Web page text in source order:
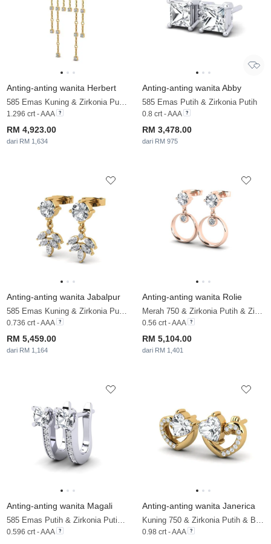
Anting-anting wanita Herbert
585 Emas Kuning & Zirkonia Putih & Zirkonia
1.296 crt - AAA
RM 4,923.00
dari RM 1,634
Anting-anting wanita Abby
585 Emas Putih & Zirkonia Putih
0.8 crt - AAA
RM 3,478.00
dari RM 975
Anting-anting wanita Jabalpur
585 Emas Kuning & Zirkonia Putih & Berlian
0.736 crt - AAA
RM 5,459.00
dari RM 1,164
Anting-anting wanita Rolie
Merah 750 & Zirkonia Putih & Zirkonia
0.56 crt - AAA
RM 5,104.00
dari RM 1,401
Anting-anting wanita Magali
585 Emas Putih & Zirkonia Putih & Berlian
0.596 crt - AAA
Anting-anting wanita Janerica
Kuning 750 & Zirkonia Putih & Brillant
0.98 crt - AAA